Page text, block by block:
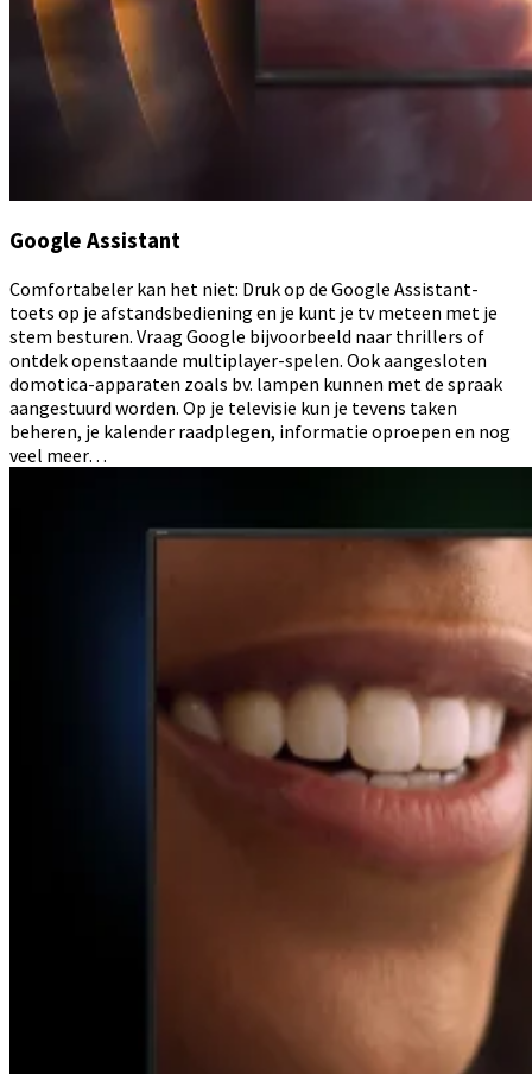
Google Assistant
Comfortabeler kan het niet: Druk op de Google Assistant-
toets op je afstandsbediening en je kunt je tv meteen met je
stem besturen. Vraag Google bijvoorbeeld naar thrillers of
ontdek openstaande multiplayer-spelen. Ook aangesloten
domotica-apparaten zoals bv. lampen kunnen met de spraak
aangestuurd worden. Op je televisie kun je tevens taken
beheren, je kalender raadplegen, informatie oproepen en nog
veel meer…